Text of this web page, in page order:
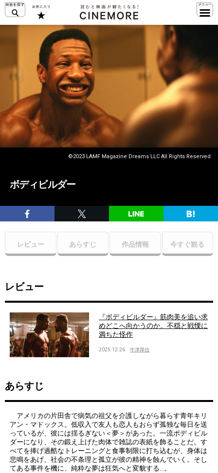
©2023 LAMF Magazine Dreams LLC All Rights Reserved.
ボディビルダー
レビュー あらすじ 作品情報 今すぐ観る
レビュー
『ボディビルダー』筋肉美を追い求
めどこへ向かうのか。不穏と戦慄に
満ちた怪作
2025.12.26 牛津厚信
あらすじ
アメリカの片田舎で病気の祖父を介護しながら暮らす青年キリ
アン・マドックス。低収入で友人も恋人もおらず孤独な毎日を送
っているが、彼には揺るぎない＜夢＞があった。一流ボディビル
ダーになり、その鍛え上げた肉体で雑誌の表紙を飾ることだ。す
べてを捧げ過酷なトレーニングと食事制限に打ち込むが、身体は
悲鳴をあげ、社会の不条理と孤立が彼の精神を蝕んでいく。そし
てある事件を機に、純粋な夢は狂気へと変貌する…。